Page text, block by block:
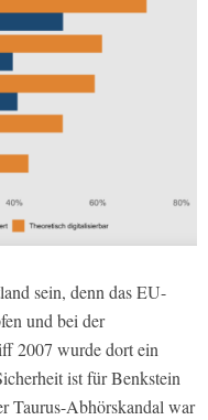
sein, denn das EU-
und bei der
2007 wurde dort ein
ist für Benkstein
Taurus-Abhörskandal war